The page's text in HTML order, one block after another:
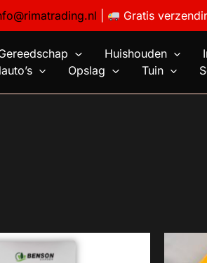
Gratis
Huishouden
Opslag Tuin